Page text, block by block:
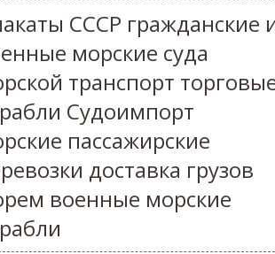
СССР гражданские
морские суда
транспорт
Судоимпорт
пассажирские
доставка грузов
военные морские